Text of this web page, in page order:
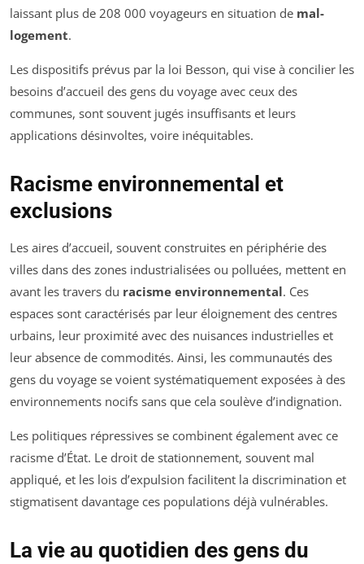
laissant plus de 208 000 voyageurs en situation de mal-
logement.
Les dispositifs prévus par la loi Besson, qui vise à concilier les
besoins d’accueil des gens du voyage avec ceux des
communes, sont souvent jugés insuffisants et leurs
applications désinvoltes, voire inéquitables.
Racisme environnemental et
exclusions
Les aires d’accueil, souvent construites en périphérie des
villes dans des zones industrialisées ou polluées, mettent en
avant les travers du racisme environnemental. Ces
espaces sont caractérisés par leur éloignement des centres
urbains, leur proximité avec des nuisances industrielles et
leur absence de commodités. Ainsi, les communautés des
gens du voyage se voient systématiquement exposées à des
environnements nocifs sans que cela soulève d’indignation.
Les politiques répressives se combinent également avec ce
racisme d’État. Le droit de stationnement, souvent mal
appliqué, et les lois d’expulsion facilitent la discrimination et
stigmatisent davantage ces populations déjà vulnérables.
La vie au quotidien des gens du